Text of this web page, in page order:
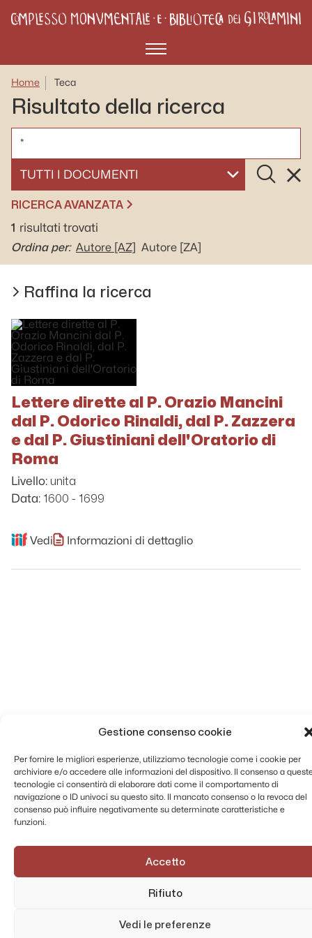
Gestione consenso cookie
Per fornire le migliori esperienze, utilizziamo tecnologie come i cookie per
archiviare e/o accedere alle informazioni del dispositivo. Il consenso a
tecnologie ci consentirà di elaborare dati come il comportamento di
navigazione o ID univoci su questo sito. Il mancato consenso o la revoca del
consenso può influire negativamente su determinate caratteristiche e
funzioni.
Accetto
Rifiuto
Vedi le preferenze
Menù
Home Teca
Risultato della ricerca
SELEZIONA UN DOCUMENTO
Cerca
RICERCA AVANZATA
1 risultati trovati
Ordina per: Autore [AZ] Autore [ZA]
Raffina la ricerca
Lettere dirette al P. Orazio Mancini
dal P. Odorico Rinaldi, dal P. Zazzera
e dal P. Giustiniani dell'Oratorio di
Roma
Livello: unita
Data: 1600 - 1699
Vedi Informazioni di dettaglio